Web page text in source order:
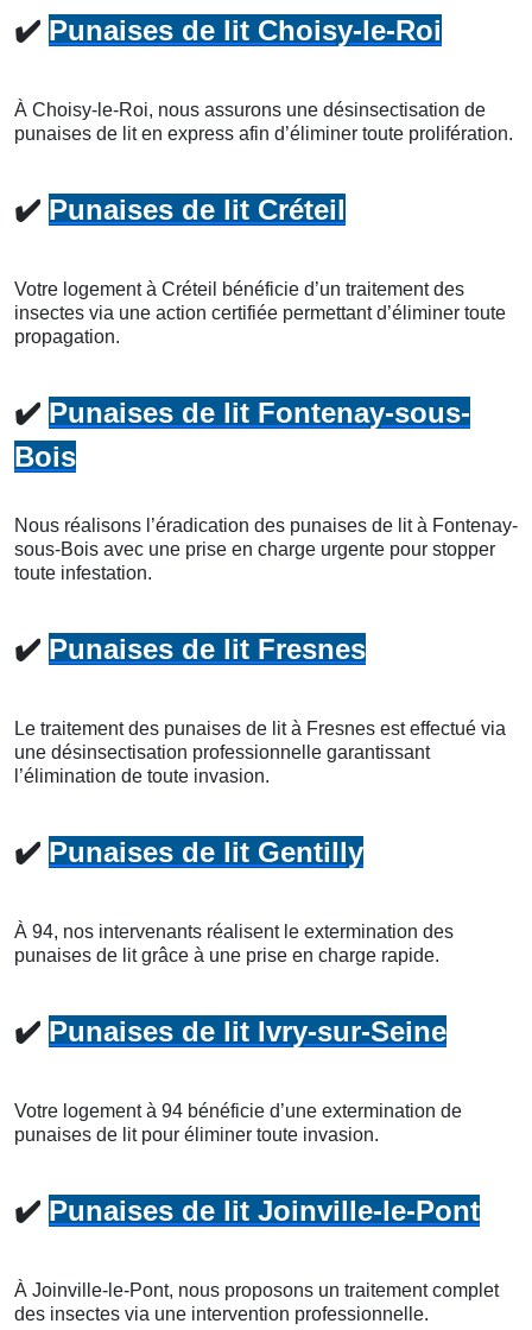
✔️ Punaises de lit Choisy-le-Roi
À Choisy-le-Roi, nous assurons une désinsectisation de
punaises de lit en express afin d’éliminer toute prolifération.
✔️ Punaises de lit Créteil
Votre logement à Créteil bénéficie d’un traitement des
insectes via une action certifiée permettant d’éliminer toute
propagation.
✔️ Punaises de lit Fontenay-sous-
Bois
Nous réalisons l’éradication des punaises de lit à Fontenay-
sous-Bois avec une prise en charge urgente pour stopper
toute infestation.
✔️ Punaises de lit Fresnes
Le traitement des punaises de lit à Fresnes est effectué via
une désinsectisation professionnelle garantissant
l’élimination de toute invasion.
✔️ Punaises de lit Gentilly
À 94, nos intervenants réalisent le extermination des
punaises de lit grâce à une prise en charge rapide.
✔️ Punaises de lit Ivry-sur-Seine
Votre logement à 94 bénéficie d’une extermination de
punaises de lit pour éliminer toute invasion.
✔️ Punaises de lit Joinville-le-Pont
À Joinville-le-Pont, nous proposons un traitement complet
des insectes via une intervention professionnelle.